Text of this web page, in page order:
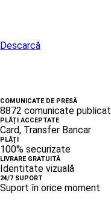
Descarcă
COMUNICATE DE PRESĂ
8872 comunicate
PLĂȚI ACCEPTATE
Card, Transfer Bancar
PLĂȚI
100% securizate
LIVRARE GRATUITĂ
Identitate vizuală
24/7 SUPORT
Suport în orice moment